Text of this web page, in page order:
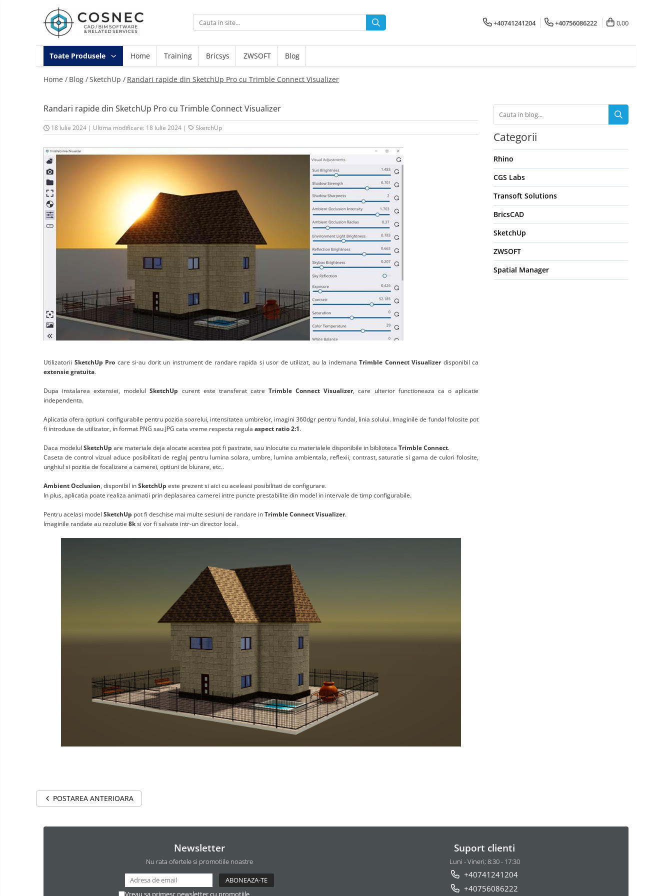
Toate Produsele
Arhitectura / Constructii
Bim 4D/5D
Infrastructura
Landscape Design
Proiectare Generala
Retele Electrice
+40741241204 +40756086222 0,00
Toate Produsele Home Training Bricsys ZWSOFT Blog
Home / Blog /SketchUp / Randari rapide din SketchUp Pro cu Trimble Connect Visualizer
Randari rapide din SketchUp Pro cu Trimble Connect Visualizer
18 Iulie 2024 | Ultima modificare: 18 Iulie 2024 | SketchUp
Utilizatorii SketchUp Pro care si-au dorit un instrument de randare rapida si usor de utilizat, au la indemana Trimble Connect Visualizer disponibil ca
extensie gratuita.
Dupa instalarea extensiei, modelulSketchUp curent este transferat catreTrimble Connect Visualizer, care ulterior functioneaza ca o aplicatie
independenta.
Aplicatia ofera optiuni configurabile pentru pozitia soarelui, intensitatea umbrelor, imagini 360dgr pentru fundal, linia solului. Imaginile de fundal folosite pot
fi introduse de utilizator, in format PNG sau JPG cata vreme respecta regula aspect ratio 2:1.
Daca modelul SketchUp are materiale deja alocate acestea pot fi pastrate, sau inlocuite cu materialele disponibile in biblioteca Trimble Connect.
Caseta de control vizual aduce posibilitati de reglaj pentru lumina solara, umbre, lumina ambientala, reflexii, contrast, saturatie si gama de culori folosite,
unghiul si pozitia de focalizare a camerei, optiuni de blurare, etc..
Ambient Occlusion, disponibil inSketchUp este prezent si aici cu aceleasi posibilitati de configurare.
In plus, aplicatia poate realiza animatii prin deplasarea camerei intre puncte prestabilite din model in intervale de timp configurabile.
Pentru acelasi model SketchUp pot fi deschise mai multe sesiuni de randare inTrimble Connect Visualizer.
Imaginile randate au rezolutie 8ksi vor fi salvate intr-un director local.
Categorii
Rhino
CGS Labs
Transoft Solutions
BricsCAD
SketchUp
ZWSOFT
Spatial Manager
POSTAREA ANTERIOARA
Newsletter
Nu rata ofertele si promotiile noastre
Vreau sa primesc newsletter cu promotiile
Suport clienti
Luni - Vineri; 8:30 - 17:30
+40741241204
+40756086222